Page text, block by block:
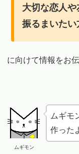
大切な恋人
振るまいたい
に向けて情報をお
ムギモン
ムギモ
作った